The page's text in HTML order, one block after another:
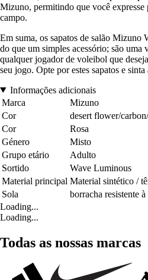
Mizuno, permitindo que você expresse
campo.
Em suma, os sapatos de salão Mizuno
do que um simples acessório; são uma
qualquer jogador de voleibol que
seu jogo. Opte por estes sapatos e
Informações adicionais
Marca
Mizuno
Cor
desert flower/
Cor
Rosa
Género
Misto
Grupo etário
Adulto
Sortido
Wave Luminous
Material principal Material sintético /
Sola
borracha resistente à
Loading...
Loading...
Todas as nossas marcas